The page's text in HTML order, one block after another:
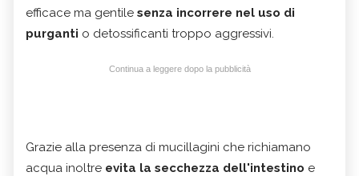
efficace ma gentile senza incorrere nel uso di
purganti o detossificanti troppo aggressivi.
Continua a leggere dopo la pubblicità
Grazie alla presenza di mucillagini che richiamano
acqua inoltre evita la secchezza dell'intestino e